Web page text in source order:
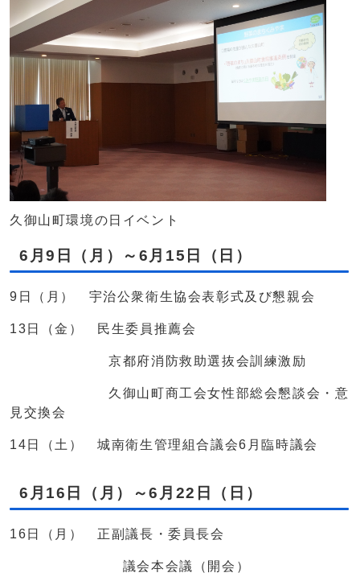
久御山町環境の日イベント
6月9日（月）～6月15日（日）
9日（月） 宇治公衆衛生協会表彰式及び懇親会
13日（金） 民生委員推薦会
京都府消防救助選抜会訓練激励
久御山町商工会女性部総会懇談会・意
見交換会
14日（土） 城南衛生管理組合議会6月臨時議会
6月16日（月）～6月22日（日）
16日（月） 正副議長・委員長会
議会本会議（開会）